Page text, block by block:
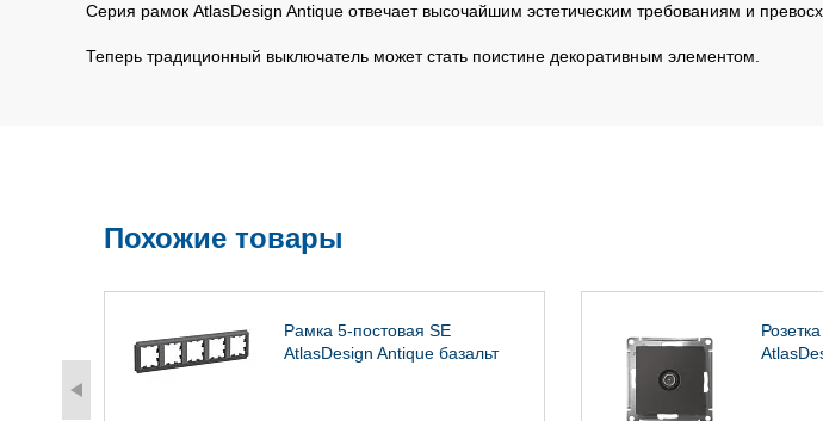
Серия рамок AtlasDesign Antique отвечает высочайшим эстетическим требованиям и
Теперь традиционный выключатель может стать поистине декоративным элементом.
Похожие товары
Рамка 5-постовая SE
AtlasDesign Antique базальт